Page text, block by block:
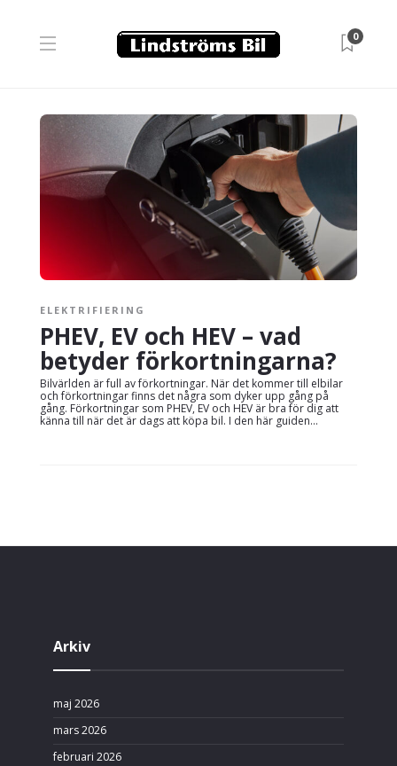
0
ELEKTRIFIERING
PHEV, EV och HEV – vad
betyder förkortningarna?
Bilvärlden är full av förkortningar. När det kommer till elbilar
och förkortningar finns det några som dyker upp gång på
gång. Förkortningar som PHEV, EV och HEV är bra för dig att
känna till när det är dags att köpa bil. I den här guiden...
Arkiv
maj 2026
mars 2026
februari 2026